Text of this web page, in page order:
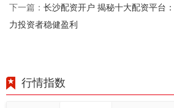
下一篇： 长沙配资开户 揭秘十大配资平台
力投资者稳健盈利
行情指数